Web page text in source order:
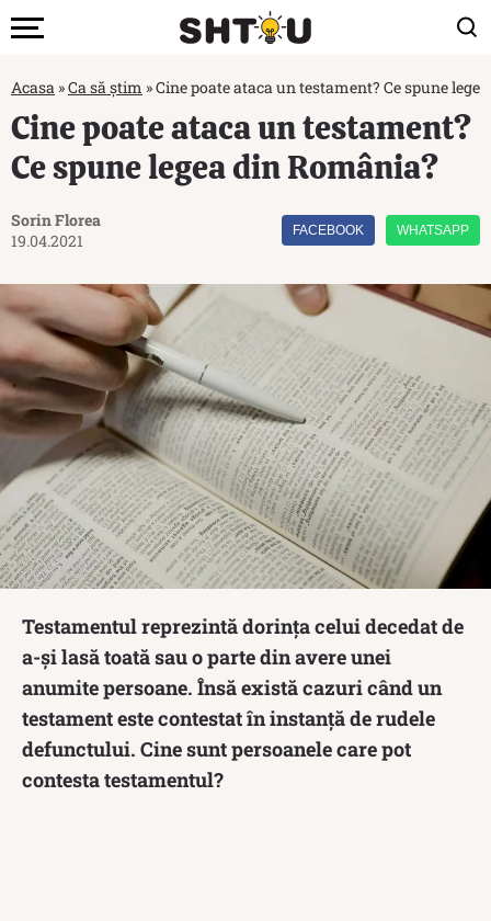
Acasa »Ca să știm »Cine poate ataca un testament? Ce spune
Cine poate ataca un testament?
Ce spune legea din România?
Sorin Florea
19.04.2021
FACEBOOK WHATSAPP
Testamentul reprezintă dorința celui decedat de
a-și lasă toată sau o parte din avere unei
anumite persoane. Însă există cazuri când un
testament este contestat în instanță de rudele
defunctului. Cine sunt persoanele care pot
contesta testamentul?